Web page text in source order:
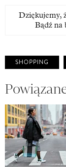
Dziękujemy,
Bądź na
SHOPPING